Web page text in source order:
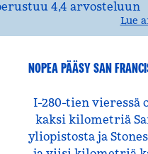
Lue
NOPEA PÄÄSY SAN
I-280-tien vieressä
kaksi kilometriä
yliopistosta ja